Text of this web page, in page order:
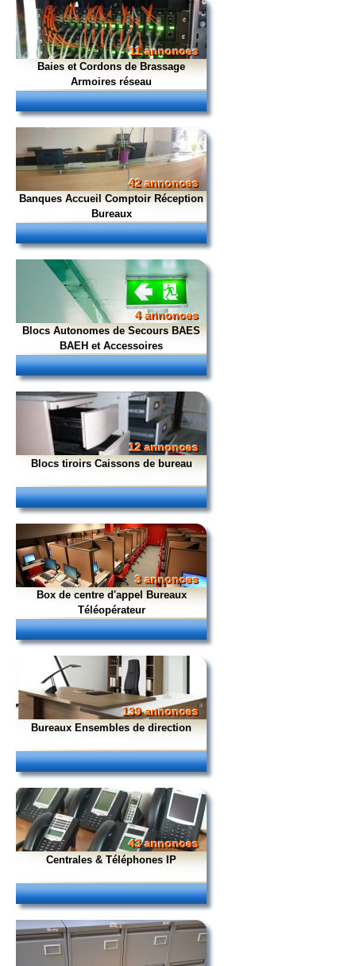
11 annonces
Baies et Cordons de Brassage
Armoires réseau
42 annonces
Banques Accueil Comptoir Réception
Bureaux
4 annonces
Blocs Autonomes de Secours BAES
BAEH et Accessoires
12 annonces
Blocs tiroirs Caissons de bureau
3 annonces
Box de centre d'appel Bureaux
Téléopérateur
139 annonces
Bureaux Ensembles de direction
43 annonces
Centrales & Téléphones IP